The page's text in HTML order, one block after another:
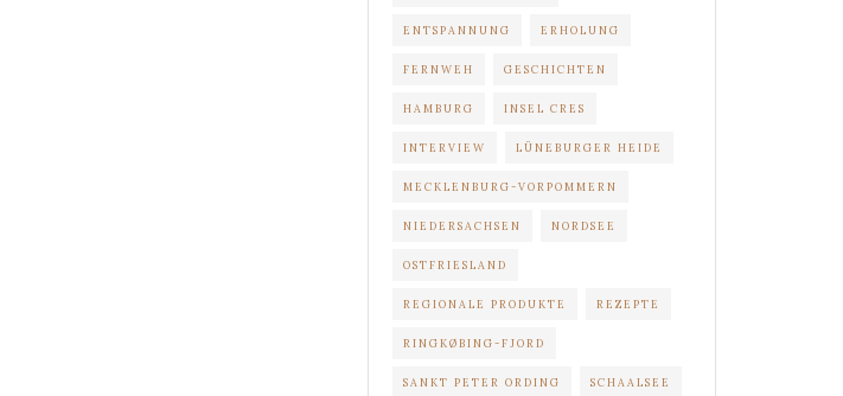
ENTSPANNUNG ERHOLUNG
FERNWEH GESCHICHTEN
HAMBURG INSEL CRES
INTERVIEW LÜNEBURGER HEIDE
MECKLENBURG-VORPOMMERN
NIEDERSACHSEN NORDSEE
OSTFRIESLAND
REGIONALE PRODUKTE REZEPTE
RINGKØBING-FJORD
SANKT PETER ORDING SCHAALSEE